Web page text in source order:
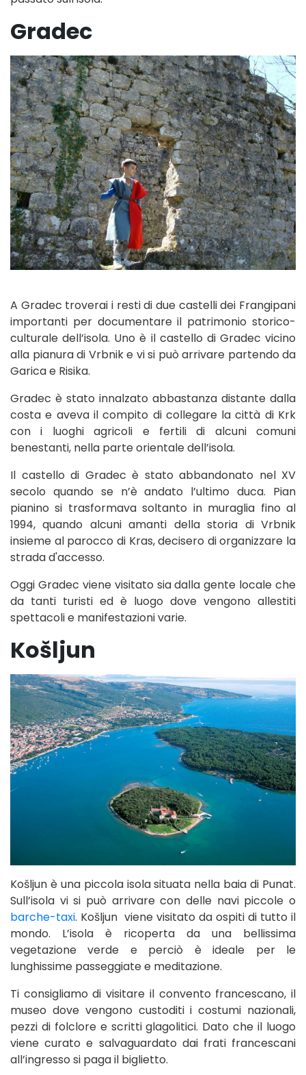
Gradec
A Gradec troverai i resti di due castelli dei Frangipani
importanti per documentare il patrimonio storico-
culturale dell’isola. Uno è il castello di Gradec vicino
alla pianura di Vrbnik e vi si può arrivare partendo da
Garica e Risika.
Gradec è stato innalzato abbastanza distante dalla
costa e aveva il compito di collegare la città di Krk
con i luoghi agricoli e fertili di alcuni comuni
benestanti, nella parte orientale dell’isola.
Il castello di Gradec è stato abbandonato nel XV
secolo quando se n’è andato l’ultimo duca. Pian
pianino si trasformava soltanto in muraglia fino al
1994, quando alcuni amanti della storia di Vrbnik
insieme al parocco di Kras, decisero di organizzare la
strada d'accesso.
Oggi Gradec viene visitato sia dalla gente locale che
da tanti turisti ed è luogo dove vengono allestiti
spettacoli e manifestazioni varie.
Košljun
Košljun è una piccola isola situata nella baia di Punat.
Sull’isola vi si può arrivare con delle navi piccole o
barche-taxi. Košljun viene visitato da ospiti di tutto il
mondo. L’isola è ricoperta da una bellissima
vegetazione verde e perciò è ideale per le
lunghissime passeggiate e meditazione.
Ti consigliamo di visitare il convento francescano, il
museo dove vengono custoditi i costumi nazionali,
pezzi di folclore e scritti glagolitici. Dato che il luogo
viene curato e salvaguardato dai frati francescani
all’ingresso si paga il biglietto.